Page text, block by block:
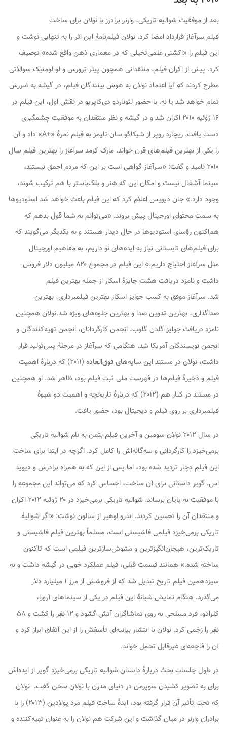
بعد از موفقیت شوالیه تاریکی، وارنر برادرز با نولان برای ساخت
فیلم سرآغازقرارداد امضا کرد. نولان فیلم‌نامهٔ این اثر را به تنهایی نوشت و
این فیلم را «اکشنی علمی‌تخیلی که در معماری ذهن واقع شده» توصیف
کرد. پیش از اکران فیلم، منتقدانی همچون پیتر ترورس و لو لومنیک سوالاتی
مطرح کردند که آیا اعتماد نولان به هوش بینندگان فیلم، در گیشه به ضررش
تمام خواهد شد یا نه. با حضور لئوناردو دی‌کاپریو در نقش اول، این فیلم در
۱۶ ژوئیه ۲۰۱۰ اکران شد و در گیشه و نظر منتقدان به موفقیت چشمگیری
دست یافت. ریچارد روپر از شیکاگو سان-تایمز
به فیلم نمرهٔ «+A» داد و آن
را یکی از بهترین فیلم‌های قرن خواند. مارک کرمد سرآغازرا بهترین فیلم سال
۲۰۱۰ نامید و گفت: «
سرآغاز گواهی است بر این که مردم احمق نیستند،
سینما آشغال نیست و امکان این که هنر و بلک‌باستر با هم ترکیب شوند،
وجود دارد.» جان دیویس اعلام کرد که این فیلم باعث خواهد شد استودیوها
به سمت محتوای اورجینال پیش بروند. «می‌توانم به شما قول بدهم که
هم‌اکنون رؤسای استودیوها در حال دیدار هستند و به یکدیگر می‌گویند که
برای فیلم‌های تابستانی نیاز به ایده‌های نو داریم، به مفاهیم اورجینال
مثل سرآغاز
احتیاج داریم.» این فیلم در مجموع ۸۲۰ میلیون دلار فروش
داشت و نامزد دریافت هشت جایزهٔ اسکار از جمله بهترین فیلم
شد. سرآغازموفق به کسب جوایز اسکار بهترین فیلمبرداری، بهترین
صداگذاری، بهترین تدوین صدا و بهترین جلوه‌های ویژه شد.نولان همچنین
نامزد دریافت جوایز گلدن گلوب، انجمن کارگردانان، انجمن تهیه‌کنندگان و
انجمن نویسندگان آمریکا شد. هنگامی که سرآغاز در مرحلهٔ پس‌تولید قرار
داشت، نولان در مستنداین سایه‌های فوق‌العاده
(۲۰۱۱) که دربارهٔ اهمیت
فیلم و ذخیرهٔ فیلم‌ها در فهرست ملی ثبت فیلم بود، ظاهر شد. او همچنین
در مستند در کنار هم
(۲۰۱۲) که دربارهٔ تاریخچه و اهمیت دو شیوهٔ
فیلمبرداری بر روی فیلم و دیجیتال بود، حضور یافت.
در سال ۲۰۱۲ نولان سومین و آخرین فیلم بتمن به نام
شوالیه تاریکی
برمی‌خیزدرا کارگردانی و سه‌گانه‌اش را کامل کرد. اگرچه در ابتدا برای ساخت
این فیلم دچار تردید شده بود، اما پس از این که به همراه برادرش و دیوید
اس. گویر داستانی برای آن ساخت، احساس کرد که می‌تواند این مجموعه را
با موفقیت به پایان برساند. شوالیه تاریکی برمی‌خیزد
در ۲۰ ژوئیه ۲۰۱۲ اکران
و منتقدان آن را تحسین کردند. اندرو اوهیر از سالوننوشت: «اگر شوالیهٔ
تاریکی برمی‌خیزدفیلمی فاشیستی است، مسلماً بهترین فیلم فاشیستی و
تاریک‌ترین، هیجان‌انگیزترین و مشوش‌سازترین فیلمی است که تاکنون
ساخته شده.» همانند قسمت قبلی، فیلم عملکرد خوبی در گیشه داشت و به
سیزدهمین فیلم تاریخ تبدیل شد که از فروشش از مرز ۱ میلیارد دلار
می‌گذرد. هنگام نمایش شبانهٔ این فیلم در یکی از سینماهای آرورا،
کلرادو، فرد مسلحی به روی تماشاگران آتش گشود و ۱۲ نفر را کشت و ۵۸
نفر را زخمی کرد. نولان با انتشار بیانیه‌ای تأسفش را از این اتفاق ابراز کرد و
آن را فاجعه‌ای غیرقابل تحمل خواند.
در طول جلسات بحث دربارهٔ داستان شوالیه تاریکی برمی‌خیزد گویر از ایده‌اش
برای به تصویر کشیدن سوپرمن در دنیای مدرن با نولان سخن گفت. نولان
که تحت تأثیر آن قرار گرفته بود، ایدهٔ ساخت فیلممرد پولادین
(۲۰۱۳) را با
برادران وارنر در میان گذاشت و این شرکت هم نولان را به عنوان تهیه‌کننده و